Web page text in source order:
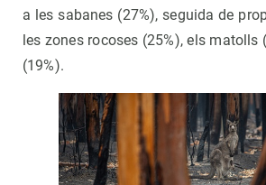
a les sabanes (27%), seguida de
les zones rocoses (25%), els matolls
(19%).